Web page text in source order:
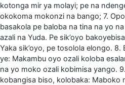
kotonga mir ya molayi; pe na
okokoma mokonzi na bango; 7.
basakola pe baloba na tina na yo
azali na Yuda. Pe sik’oyo
Yaka sik’oyo, pe tosolola elongo.
ye: Makambu oyo ozali koloba
na yo moko ozali kobimisa yango.
kobangisa biso, kolobaka: Maboko